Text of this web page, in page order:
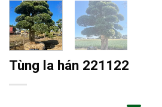
Tùng la hán 221122